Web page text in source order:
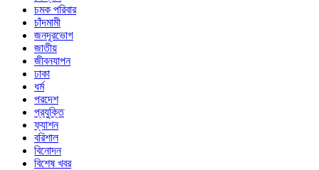
চমক পরিবার
চাঁদমামী
জনদূরভোগ
জাতীয়
জীবনযাপন
ঢাকা
ধর্ম
পরদেশ
প্রযুক্তি
ফ্যাশন
বরিশাল
বিনোদন
বিশেষ খবর